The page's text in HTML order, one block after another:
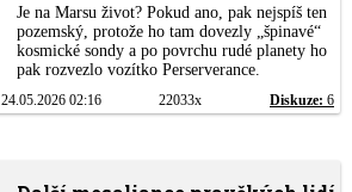
Je na Marsu život? Pokud ano, pak nejspíš ten
pozemský, protože ho tam dovezly „špinavé“
kosmické sondy a po povrchu rudé planety ho
pak rozvezlo vozítko Perserverance.
24.05.2026 02:16 22033x Diskuze: 6